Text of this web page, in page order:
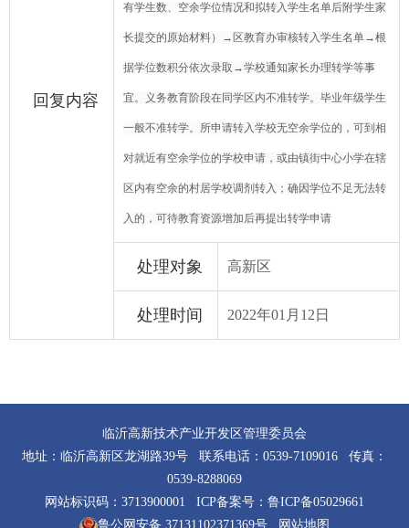
回复内容
有学生数、空余学位情况和拟转入学生名单后附学生家
长提交的原始材料）→区教育办审核转入学生名单→根
据学位数积分依次录取→学校通知家长办理转学等事
宜。义务教育阶段在同学区内不准转学。毕业年级学生
一般不准转学。所申请转入学校无空余学位的，可到相
对就近有空余学位的学校申请，或由镇街中心小学在辖
区内有空余的村居学校调剂转入；确因学位不足无法转
入的，可待教育资源增加后再提出转学申请
处理对象 高新区
处理时间 2022年01月12日
临沂高新技术产业开发区管理委员会
地址：临沂高新区龙湖路39号 联系电话：0539-7109016 传真：
0539-8288069
网站标识码：3713900001 ICP备案号： 鲁ICP备05029661
鲁公网安备 37131102371369号
网站地图